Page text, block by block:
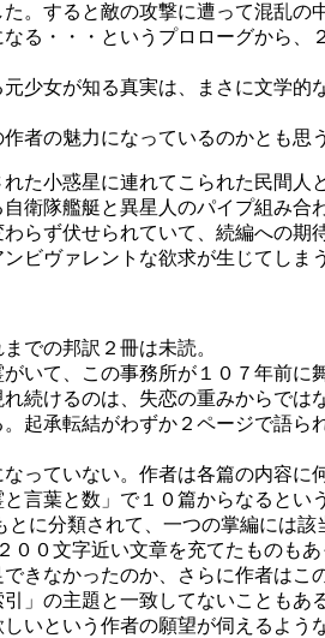
。すると敵の攻撃に遭って混乱の
る・・・というプロローグから、
少女が知る真実は、まさに文学的
者の魅力になっているのかとも思う
た小惑星に連れてこられた民間人
衛隊艦艇と異星人のパイプ組み合
らず伏せられていて、続編への期
ビヴァレントな欲求が生じてしま
での邦訳２冊は未読。
いて、この事務所が１０７年前に
続けるのは、失恋の重みからでは
起承転結がわずか２ページで語ら
ていない。作者は各篇の内容に
言葉と数」で１０篇からなるとい
に分類されて、一つの掌編には
０文字近い文章を充てたものも
きなかったのか、さらに作者はこ
の主題と一致してないこともあ
いという作者の願望が伺えるよう